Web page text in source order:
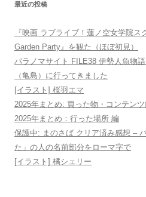
最近の投稿
『映画 ラブライブ！蓮ノ空女学院
Garden Party』を観た（ほぼ初見）
パラノマサイト FILE38 伊勢人魚物
（亀島）に行ってきました
[イラスト] 桜羽エマ
2025年まとめ: 買った物・コンテン
2025年まとめ：行った場所 編
保護中: まのさば クリア済み感想 –
た」の人の名前部分をローマ字で
[イラスト] 橘シェリー